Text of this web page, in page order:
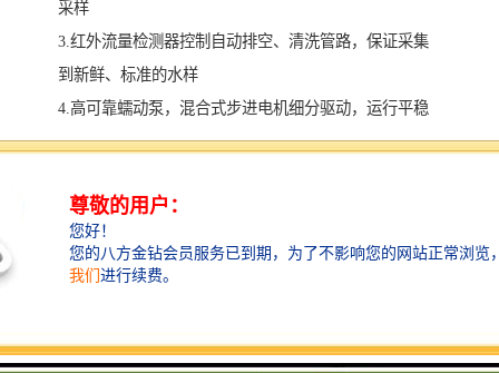
采样
3.红外流量检测器控制自动排空、清洗管路，保证采集
到新鲜、标准的水样
4.高可靠蠕动泵，混合式步进电机细分驱动，运行平稳
可靠
按时间或采样量分装样品
6.大屏幕中文操作界面，方便工作人员使用
7.密码锁定，防止非法操作，背光液晶显示屏带自动关
8.大容量存储器，可存储流量及采样等相关信息